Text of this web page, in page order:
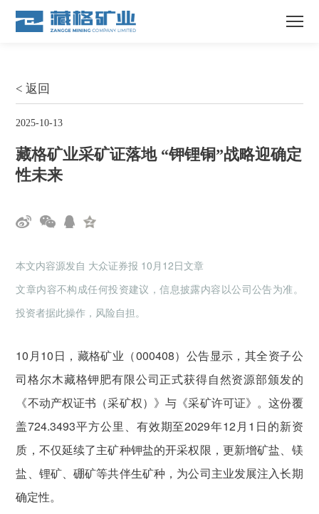
< 返回
2025-10-13
藏格矿业采矿证落地 “钾锂铜”战略迎确定
性未来
本文内容源发自 大众证券报 10月12日文章
文章内容不构成任何投资建议，信息披露内容以公司公告为准。
投资者据此操作，风险自担。
10月10日，藏格矿业（000408）公告显示，其全资子公
司格尔木藏格钾肥有限公司正式获得自然资源部颁发的
《不动产权证书（采矿权）》与《采矿许可证》。这份覆
盖724.3493平方公里、有效期至2029年12月1日的新资
质，不仅延续了主矿种钾盐的开采权限，更新增矿盐、镁
盐、锂矿、硼矿等共伴生矿种，为公司主业发展注入长期
确定性。